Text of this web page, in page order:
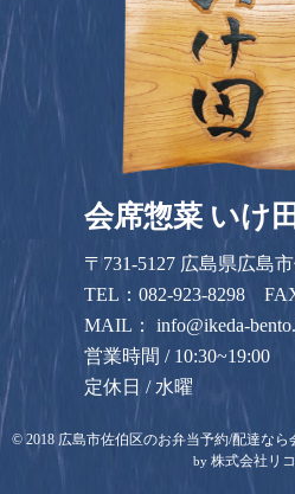
会席惣菜 いけ田
〒731-5127 広島県広島
TEL：082-923-8298
MAIL：info@ikeda-
営業時間 / 10:30~19:00
定休日 / 水曜
© 2018 広島市佐伯区のお弁当予約/配達なら
by 株式会社リ